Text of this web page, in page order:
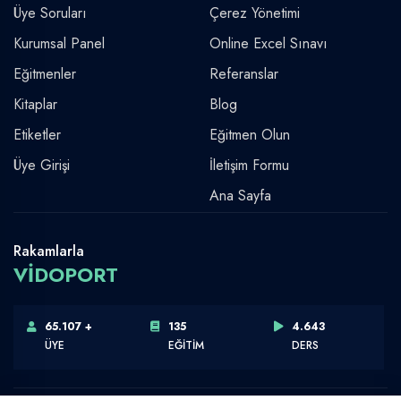
Üye Soruları
Kurumsal Panel
Eğitmenler
Kitaplar
Etiketler
Üye Girişi
Çerez Yönetimi
Online Excel Sınavı
Referanslar
Blog
Eğitmen Olun
İletişim Formu
Ana Sayfa
Rakamlarla
VİDOPORT
65.107 +
ÜYE
135
EĞİTİM
4.643
DERS